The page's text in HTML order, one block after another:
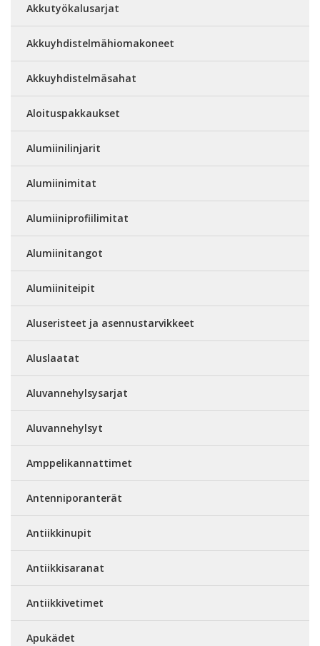
Akkutyökalusarjat
Akkuyhdistelmähiomakoneet
Akkuyhdistelmäsahat
Aloituspakkaukset
Alumiinilinjarit
Alumiinimitat
Alumiiniprofiilimitat
Alumiinitangot
Alumiiniteipit
Aluseristeet ja asennustarvikkeet
Aluslaatat
Aluvannehylsysarjat
Aluvannehylsyt
Amppelikannattimet
Antenniporanterät
Antiikkinupit
Antiikkisaranat
Antiikkivetimet
Apukädet